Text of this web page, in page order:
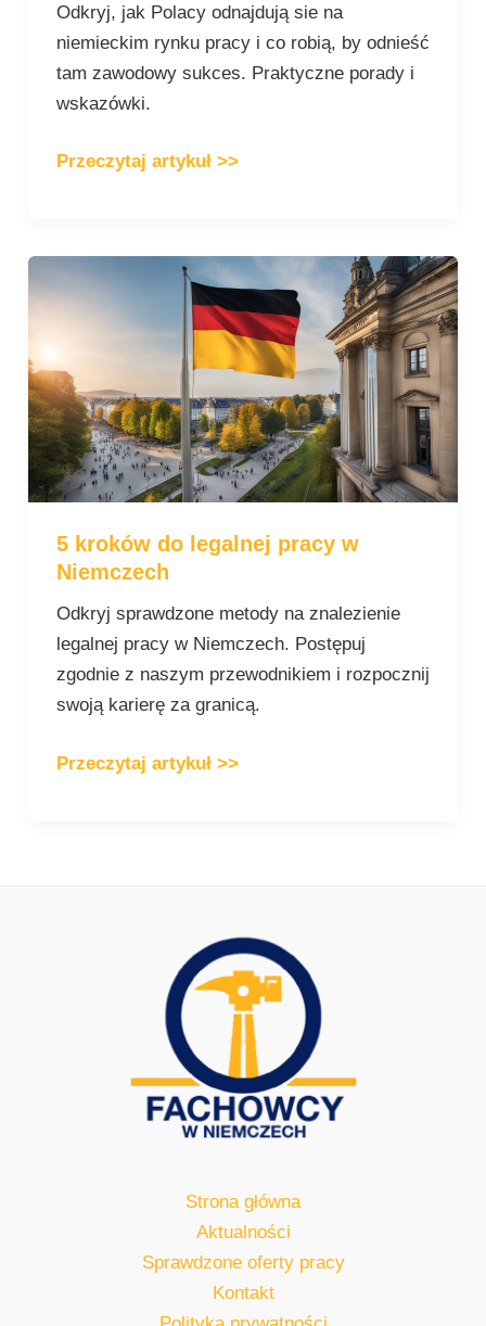
Odkryj, jak Polacy odnajdują sie na
niemieckim rynku pracy i co robią, by odnieść
tam zawodowy sukces. Praktyczne porady i
wskazówki.
Przeczytaj artykuł >>
5 kroków do legalnej pracy w
Niemczech
Odkryj sprawdzone metody na znalezienie
legalnej pracy w Niemczech. Postępuj
zgodnie z naszym przewodnikiem i rozpocznij
swoją karierę za granicą.
5
kroków
legalnej
pracy
w
Niemczech
Przeczytaj artykuł >>
Strona główna
Aktualności
Sprawdzone oferty pracy
Kontakt